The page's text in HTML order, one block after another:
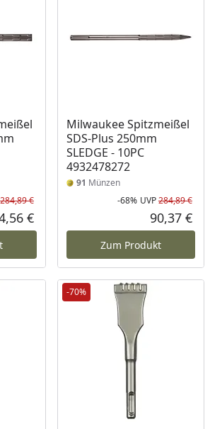
Rabatt in Prozent
Ursprünglicher Preis
284,89 €
Aktueller Preis
€
Milwaukee Spitzmeißel
SDS-Plus 250mm
SLEDGE - 10PC
4932478272
91 Münzen
-68% UVP284,89 €
90,37 €
Zum Produkt
-70%